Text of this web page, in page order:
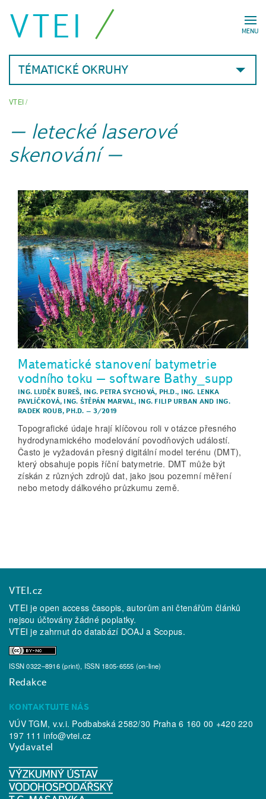
MENU
VTEI
TÉMATICKÉ OKRUHY
VTEI/
letecké laserové
skenování
Matematické stanovení batymetrie
vodního toku – software Bathy_supp
ING. LUDĚK BUREŠ, ING. PETRA SYCHOVÁ, PH.D., ING. LENKA
PAVLÍČKOVÁ, ING. ŠTĚPÁN MARVAL, ING. FILIP URBAN AND ING.
RADEK ROUB, PH.D. – 3/2019
Topografické údaje hrají klíčovou roli v otázce přesného
hydrodynamického modelování povodňových událostí.
Často je vyžadován přesný digitální model terénu (DMT),
který obsahuje popis říční batymetrie. DMT může být
získán z různých zdrojů dat, jako jsou pozemní měření
nebo metody dálkového průzkumu země.
VTEI.cz
VTEI je open access časopis, autorům ani čtenářům článků
nejsou účtovány žádné poplatky.
VTEI je zahrnut do databází DOAJ a Scopus.
ISSN 0322–8916 (print), ISSN 1805-6555 (on-line)
Redakce
KONTAKTUJTE NÁS
VÚV TGM, v.v.i. Podbabská 2582/30 Praha 6 160 00 +420 220
197 111info@vtei.cz
Vydavatel